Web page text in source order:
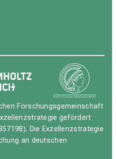
Forschungsgemeinschaft
gefördert
Die Exzellenzstrategie
an deutschen